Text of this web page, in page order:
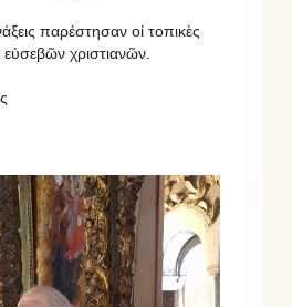
παρέστησαν οἱ τοπικὲς
χριστιανῶν.